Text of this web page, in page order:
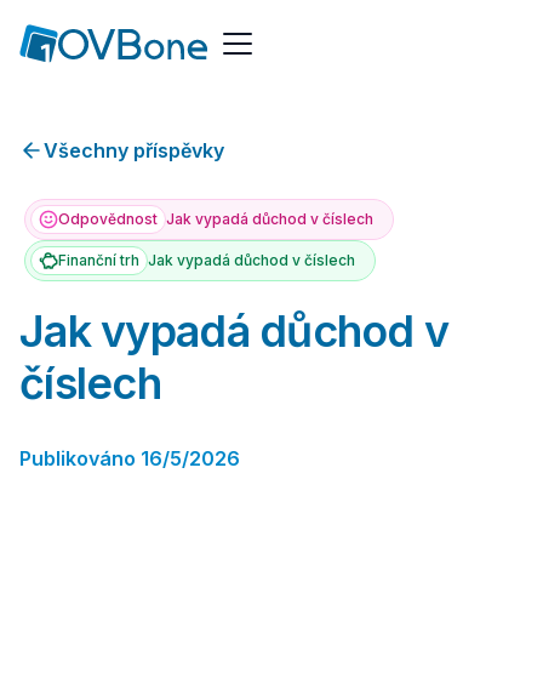
Všechny příspěvky
Odpovědnost Jak vypadá důchod v číslech
Finanční trh Jak vypadá důchod v číslech
Jak vypadá důchod v
číslech
Publikováno 16/5/2026